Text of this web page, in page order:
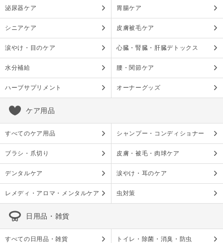
泌尿器ケア 胃腸ケア
シニアケア 皮膚被毛ケア
涙やけ・目のケア 心臓・腎臓・肝臓デトックス
水分補給 腰・関節ケア
ハーブサプリメント オーナーグッズ
ケア用品
すべてのケア用品 シャンプー・コンディショナー
ブラシ・爪切り 皮膚・被毛・肉球ケア
デンタルケア 涙やけ・耳のケア
レメディ・アロマ・メンタルケア 虫対策
日用品・雑貨
すべての日用品・雑貨 トイレ・除菌・消臭・防虫